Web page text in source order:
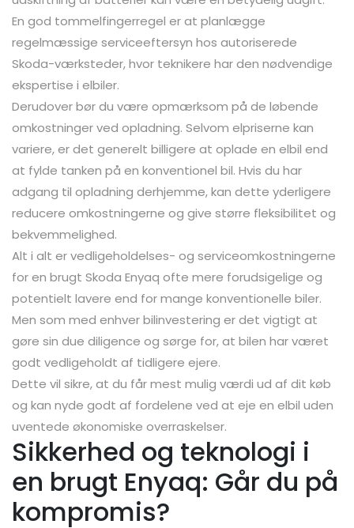
En god tommelfingerregel er at planlægge
regelmæssige serviceeftersyn hos autoriserede
Skoda-værksteder, hvor teknikere har den nødvendige
ekspertise i elbiler.
Derudover bør du være opmærksom på de løbende
omkostninger ved opladning. Selvom elpriserne kan
variere, er det generelt billigere at oplade en elbil end
at fylde tanken på en konventionel bil. Hvis du har
adgang til opladning derhjemme, kan dette yderligere
reducere omkostningerne og give større fleksibilitet og
bekvemmelighed.
Alt i alt er vedligeholdelses- og serviceomkostningerne
for en brugt Skoda Enyaq ofte mere forudsigelige og
potentielt lavere end for mange konventionelle biler.
Men som med enhver bilinvestering er det vigtigt at
gøre sin due diligence og sørge for, at bilen har været
godt vedligeholdt af tidligere ejere.
Dette vil sikre, at du får mest mulig værdi ud af dit køb
og kan nyde godt af fordelene ved at eje en elbil uden
uventede økonomiske overraskelser.
Sikkerhed og teknologi i
en brugt Enyaq: Går du på
kompromis?